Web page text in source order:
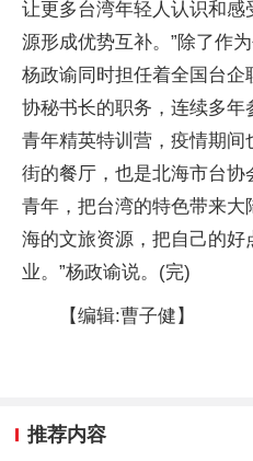
让更多台湾年轻人认识和
源形成优势互补。”除了作
杨政谕同时担任着全国台企
协秘书长的职务，连续多
青年精英特训营，疫情期
街的餐厅，也是北海市台协
青年，把台湾的特色带来
海的文旅资源，把自己的好
业。”杨政谕说。(完)
【编辑:曹子健】
推荐内容